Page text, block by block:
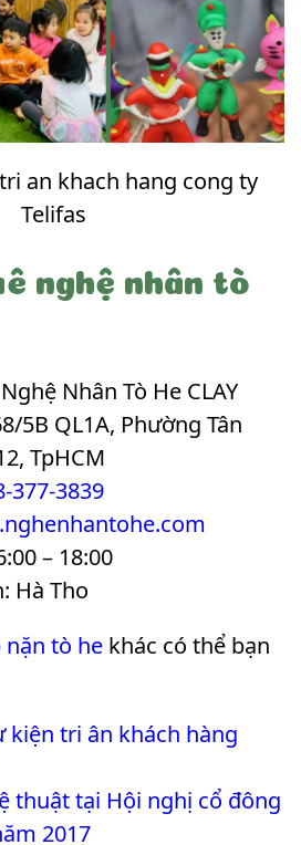
an khach hang cong ty
Telifas
nghệ nhân tò
Nhân Tò He CLAY
5B QL1A, Phường Tân
TpHCM
377-3839
– 18:00
Hà Tho
tò he khác có thể bạn
kiện tri ân khách hàng
thuật tại Hội nghị cổ đông
2017